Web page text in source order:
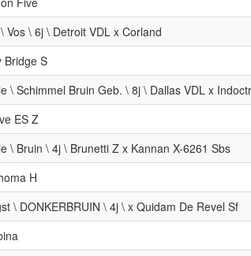
Vos \ 6j \ Detroit VDL x Corland
Bridge S
\ Schimmel Bruin Geb. \ 8j \ Dallas VDL x
ES Z
\ Bruin \ 4j \ Brunetti Z x Kannan X-6261 Sbs
H
\ DONKERBRUIN \ 4j \ x Quidam De Revel Sf